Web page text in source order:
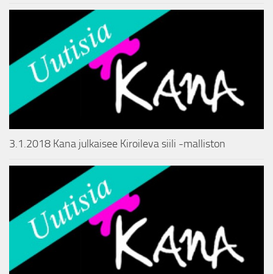
3.1.2018 Kana julkaisee Kiroileva siili -malliston